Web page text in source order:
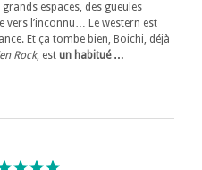
espaces, des gueules
vers l’inconnu… Le western est
Et ça tombe bien, Boichi, déjà
Rock, est un habitué …